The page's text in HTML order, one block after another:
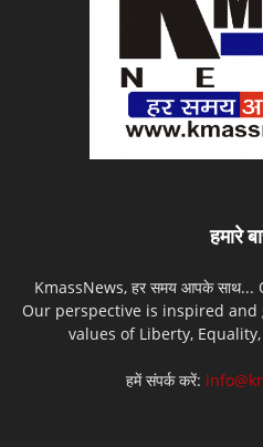
हमारे
KmassNews, हर समय आपके
Our perspective is inspired
values of Liberty,
हमें संपर्क करें: